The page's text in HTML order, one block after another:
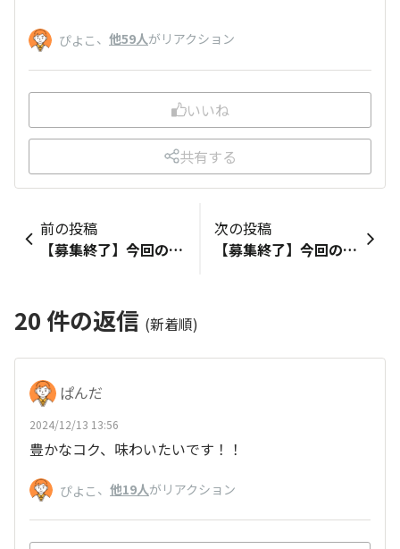
ぴよこ 、 他59人がリアクション
いいね
共有する
前の投稿
【募集終了】今回のお試し品は「ゴールドスペシャル コクのブレンド250g（粉）」！
次の投稿
【募集終了】今回のお試し品は「おいしいカフェインレスコーヒー コク深め（ワンドリップ）」！
20 件の返信 (新着順)
ぱんだ
2024/12/13 13:56
豊かなコク、味わいたいです！！
ぴよこ 、 他19人がリアクション